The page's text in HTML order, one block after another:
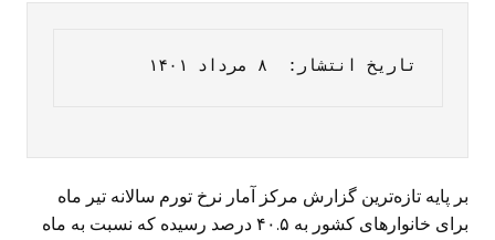
تاریخ انتشار:  ۸ مرداد ۱۴۰۱
بر پایه تازه‌ترین گزارش مرکز آمار نرخ تورم سالانه تیر ماه
برای خانوارهای کشور به ۴۰.۵ درصد رسیده که نسبت به ماه